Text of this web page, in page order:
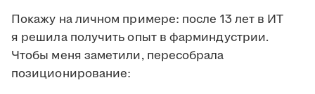
Покажу на личном примере: после 13 лет в ИТ
я решила получить опыт в фарминдустрии.
Чтобы меня заметили, пересобрала
позиционирование: